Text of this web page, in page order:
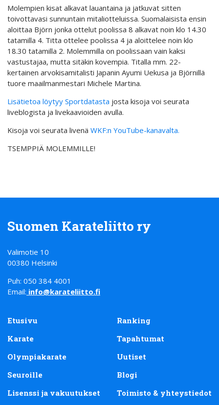
Molempien kisat alkavat lauantaina ja jatkuvat sitten
toivottavasi sunnuntain mitaliotteluissa. Suomalaisista ensin
aloittaa Björn jonka ottelut poolissa 8 alkavat noin klo 14.30
tatamilla 4. Titta ottelee poolissa 4 ja aloittelee noin klo
18.30 tatamilla 2. Molemmilla on poolissaan vain kaksi
vastustajaa, mutta sitäkin kovempia. Titalla mm. 22-
kertainen arvokisamitalisti Japanin Ayumi Uekusa ja Björnillä
tuore maailmanmestari Michele Martina.
Lisätietoa löytyy Sportdatasta josta kisoja voi seurata
liveblogista ja livekaavioiden avulla.
Kisoja voi seurata livenä WKF:n YouTube-kanavalta.
TSEMPPIÄ MOLEMMILLE!
Suomen Karateliitto ry
Valimotie 10
00380 Helsinki
Puh: 050 384 4001
Email: info@karateliitto.fi
Etusivu
Karate
Olympiakarate
Seuroille
Lisenssi ja vakuutukset
Ranking
Tapahtumat
Uutiset
Blogi
Toimisto & yhteystiedot